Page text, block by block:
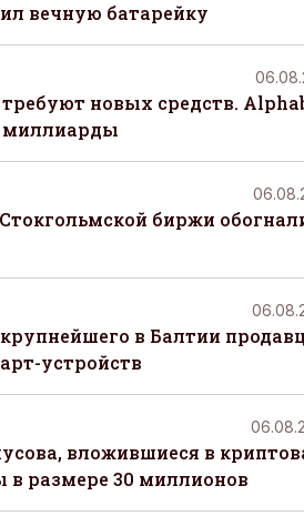
вечную батарейку
новых средств.
миллиарды
биржи
в Балтии
устройств
вложившиеся в
размере 30 миллионов